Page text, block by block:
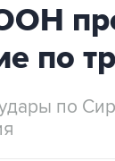
по
удары по